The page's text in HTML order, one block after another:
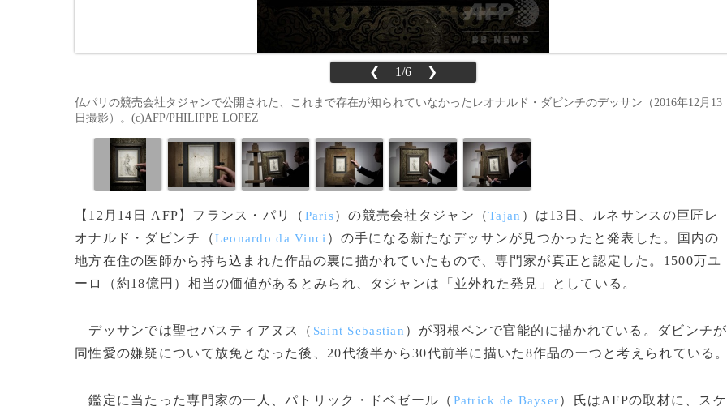
❮ 1/6 ❯
仏パリの競売会社タジャンで公開された、これまで存在が知られていなかったレオナルド・ダビンチのデッサン（2016年12月13
日撮影）。(c)AFP/PHILIPPE LOPEZ
【12月14日 AFP】フランス・パリ（ Paris）の競売会社タジャン（Tajan ）は13日、ルネサンスの巨匠レ
オナルド・ダビンチ（Leonardo da Vinci ）の手になる新たなデッサンが見つかったと発表した。国内の
地方在住の医師から持ち込まれた作品の裏に描かれていたもので、専門家が真正と認定した。1500万ユ
ーロ（約18億円）相当の価値があるとみられ、タジャンは「並外れた発見」としている。
デッサンでは聖セバスティアヌス（ Saint Sebastian ）が羽根ペンで官能的に描かれている。ダビンチが
同性愛の嫌疑について放免となった後、20代後半から30代前半に描いた8作品の一つと考えられている。
鑑定に当たった専門家の一人、パトリック・ドベゼール（ Patrick de Bayser）氏はAFPの取材に、スケ